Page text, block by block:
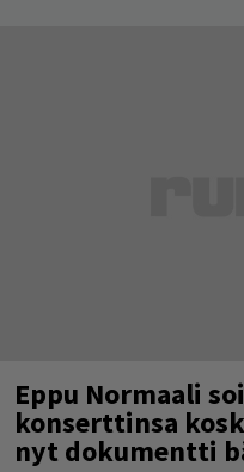
Eppu Normaali
konserttinsa
nyt dokumentti